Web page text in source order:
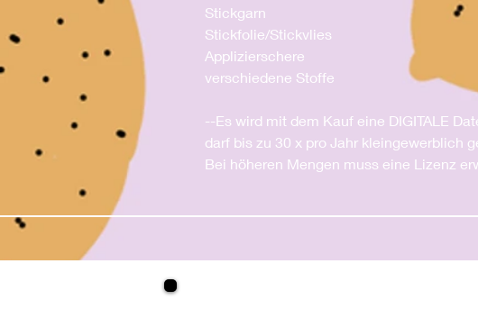
Stickgarn
Stickfolie/Stickvlies
Applizierschere
verschiedene Stoffe
--Es wird mit dem Kauf eine DIGITALE
darf bis zu 30 x pro Jahr kleingewerblich
Bei höheren Mengen muss eine Lizenz